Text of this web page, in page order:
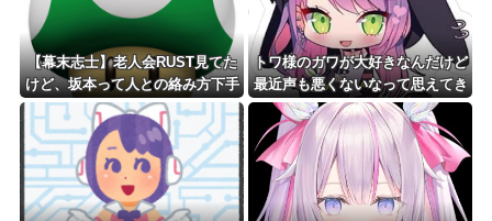
【幕末志士】老人会RUST見てた
けど、坂本って人との絡み方下手
だよな
トワ様のガワが大好きなんだけど
最近声も悪くないなって思えてき
た